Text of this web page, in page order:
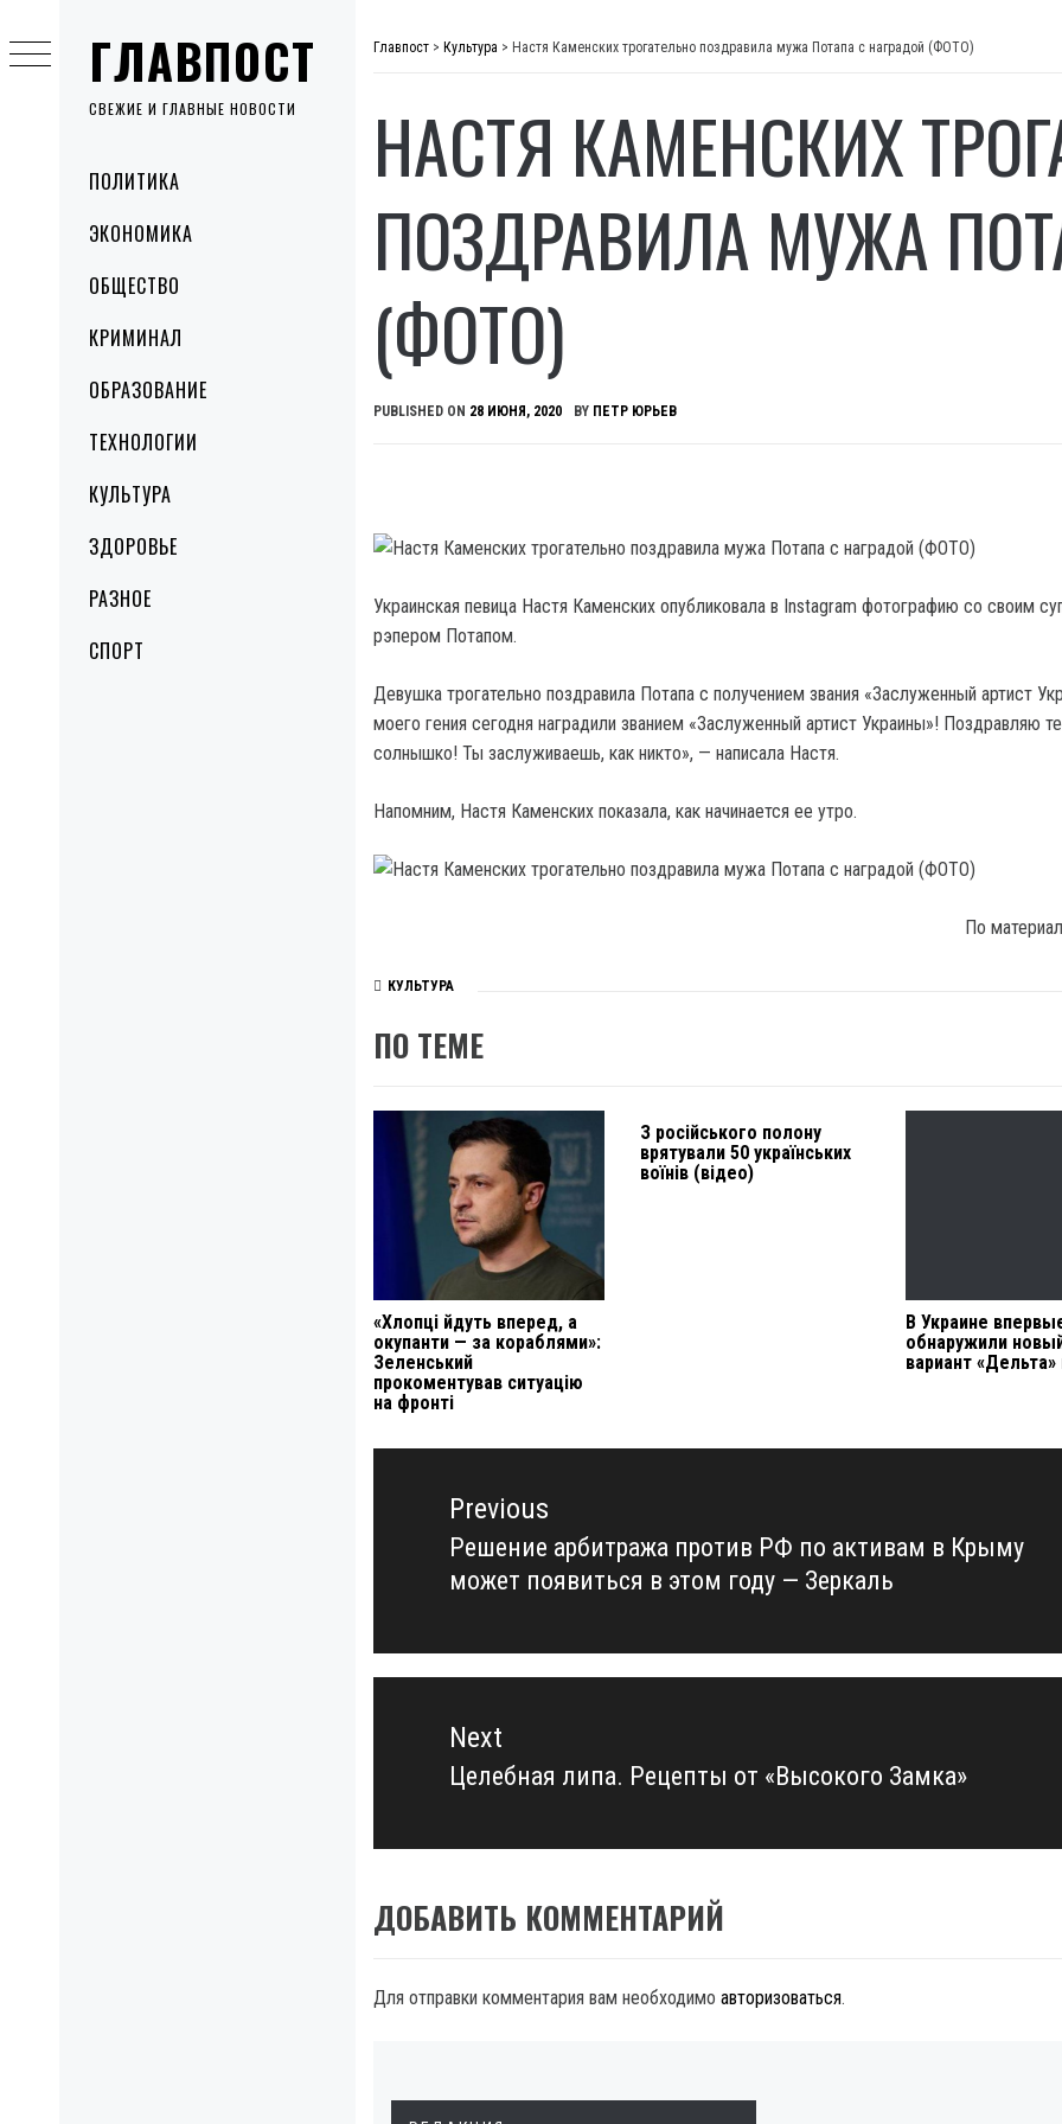
ГЛАВПОСТ
СВЕЖИЕ И ГЛАВНЫЕ НОВОСТИ
MenuПОЛИТИКА
ЭКОНОМИКА
ОБЩЕСТВО
КРИМИНАЛ
ОБРАЗОВАНИЕ
ТЕХНОЛОГИИ
КУЛЬТУРА
ЗДОРОВЬЕ
РАЗНОЕ
СПОРТ
to
content
Главпост > Культура > Настя Каменских трогательно поздравила мужа Потапа с наградой (ФОТО)
НАСТЯ КАМЕНСКИХ
ПОЗДРАВИЛА МУЖА
(ФОТО)
PUBLISHED ON 28 ИЮНЯ, 2020 BY ПЕТР ЮРЬЕВ
Украинская певица Настя Каменских опубликовала в Instagram фотографию со своим
рэпером Потапом.
Девушка трогательно поздравила Потапа с получением звания «Заслуженный артист
моего гения сегодня наградили званием «Заслуженный артист Украины»! Поздравляю
солнышко! Ты заслуживаешь, как никто», — написала Настя.
Напомним, Настя Каменских показала, как начинается ее утро.
По
КУЛЬТУРА
ПО ТЕМЕ
«Хлопці йдуть вперед, а
окупанти — за кораблями»:
Зеленський
прокоментував ситуацію
на фронті
З російського полону
врятували 50 українських
воїнів (відео)
В Украине
обнаружили
вариант
Навигация
записямPrevious
Previous
post:
Решение арбитража против РФ по активам в Крыму
может появиться в этом году — Зеркаль
Next
Next
Целебная липа. Рецепты от «Высокого Замка»
ДОБАВИТЬ КОММЕНТАРИЙ
Для отправки комментария вам необходимо авторизоваться.